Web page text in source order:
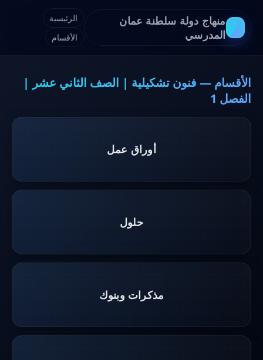
منهاج دولة سلطنة عمان
المدرسي
الرئيسية
الأقسام
الأقسام — فنون تشكيلية | الصف الثاني عشر |
الفصل 1
أوراق عمل
حلول
مذكرات وبنوك